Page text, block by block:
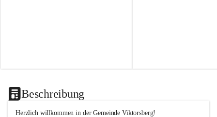
Beschreibung
Herzlich willkommen in der Gemeinde Viktorsberg!